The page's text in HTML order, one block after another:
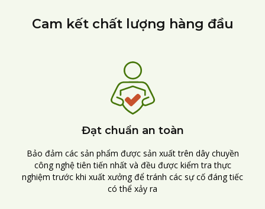
Cam kết chất lượng hàng đầu
Đạt chuẩn an toàn
Bảo đảm các sản phẩm được sản xuất trên dây chuyền
công nghệ tiên tiến nhất và đều được kiểm tra thực
nghiệm trước khi xuất xưởng để tránh các sự cố đáng tiếc
có thể xảy ra